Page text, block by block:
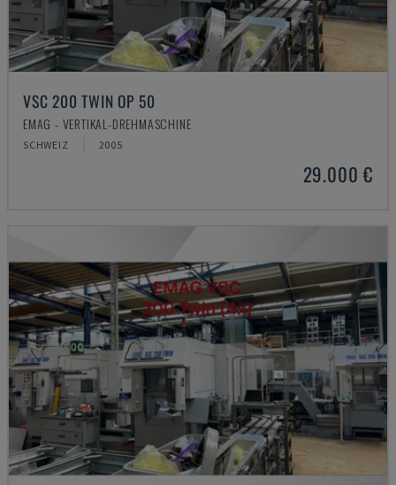
VSC 200 TWIN OP 50
EMAG - VERTIKAL-DREHMASCHINE
SCHWEIZ 2005
29.000 €